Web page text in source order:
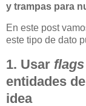
y trampas para
En este post
este tipo de dato
1. Usar flags
entidades
idea